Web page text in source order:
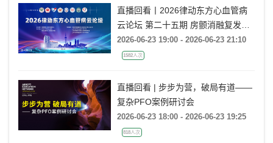
直播回看丨2026律动东方心血管病
云论坛 第二十五期 房颤消融复发后
的处理策略
2026-06-23 19:00 - 2026-06-23 21:10
1582人次
直播回看 | 步步为营，破局有道——
复杂PFO案例研讨会
2026-06-23 18:00 - 2026-06-23 19:25
818人次